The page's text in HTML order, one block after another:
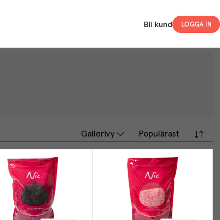
Bli kund LOGGA IN
Gallerivy Populärast